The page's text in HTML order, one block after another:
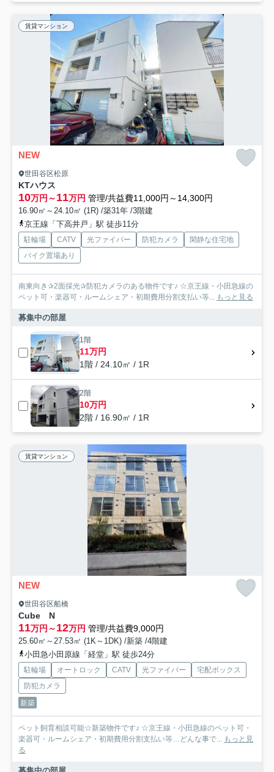
賃貸マンション
NEW
世田谷区松原
KTハウス
10万円～11万円 管理/共益費11,000円～14,300円
16.90㎡～24.10㎡ (1R) /築31年 /3階建
京王線「下高井戸」駅 徒歩11分
駐輪場 CATV 光ファイバー 防犯カメラ
閑静な住宅地
バイク置場あり
南東向き✰2面採光✰防犯カメラのある物件です♪ ☆京王線・小田急線の
ペット可・楽器可・ルームシェア・初期費用分割支払い等... もっと見る
募集中の部屋
1階
11万円
1階 / 24.10㎡ / 1R
2階
10万円
2階 / 16.90㎡ / 1R
賃貸マンション
NEW
世田谷区船橋
Cube N
11万円～12万円 管理/共益費9,000円
25.60㎡～27.53㎡ (1K～1DK) /新築 /4階建
小田急小田原線「経堂」駅 徒歩24分
駐輪場 オートロック CATV 光ファイバー
宅配ボックス
防犯カメラ
新築
ペット飼育相談可能☆新築物件です♪ ☆京王線・小田急線のペット可・
楽器可・ルームシェア・初期費用分割支払い等…どんな事で... もっと見
る